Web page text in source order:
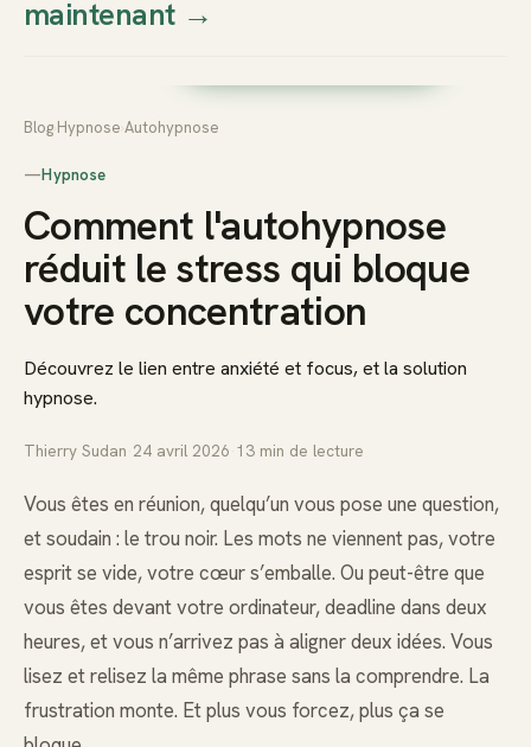
Thierry
Prendre rendez-vous dès
maintenant→
Blog Hypnose Autohypnose
—Hypnose
Comment l'autohypnose
réduit le stress qui bloque
votre concentration
Découvrez le lien entre anxiété et focus, et la solution
hypnose.
Thierry Sudan 24 avril 2026 13 min de lecture
Vous êtes en réunion, quelqu’un vous pose une question,
et soudain : le trou noir. Les mots ne viennent pas, votre
esprit se vide, votre cœur s’emballe. Ou peut-être que
vous êtes devant votre ordinateur, deadline dans deux
heures, et vous n’arrivez pas à aligner deux idées. Vous
lisez et relisez la même phrase sans la comprendre. La
frustration monte. Et plus vous forcez, plus ça se